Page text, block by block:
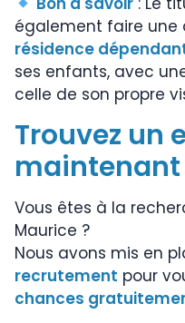
également faire une
résidence
ses enfants, avec
celle de son propre
Trouvez un
maintenant
Vous êtes à la
Maurice ?
Nous avons mis en
recrutement pour
chances